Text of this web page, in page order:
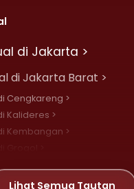
di Jakarta >
di Jakarta Barat >
Cengkareng >
Kalideres >
Kembangan >
Meruya >
Lihat Semua Tautan